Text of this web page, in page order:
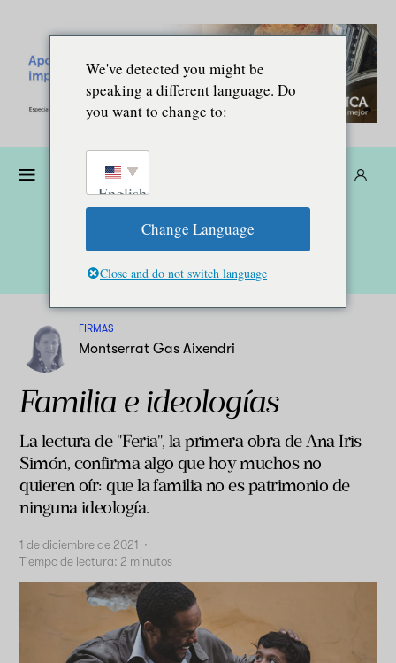
FIRMAS
Montserrat Gas Aixendri
Familia e ideologías
La lectura de "Feria", la primera obra de Ana Iris
Simón, confirma algo que hoy muchos no
quieren oír: que la familia no es patrimonio de
ninguna ideología.
1 de diciembre de 2021 ·
Tiempo de lectura: 2 minutos
We've detected you might be
speaking a different language. Do
you want to change to:
English
Change Language
Close and do not switch language